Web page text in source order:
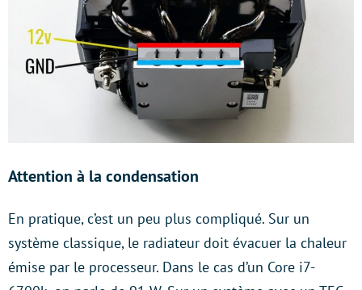
Attention à la condensation
En pratique, c’est un peu plus compliqué. Sur un
système classique, le radiateur doit évacuer la chaleur
émise par le processeur. Dans le cas d’un Core i7-